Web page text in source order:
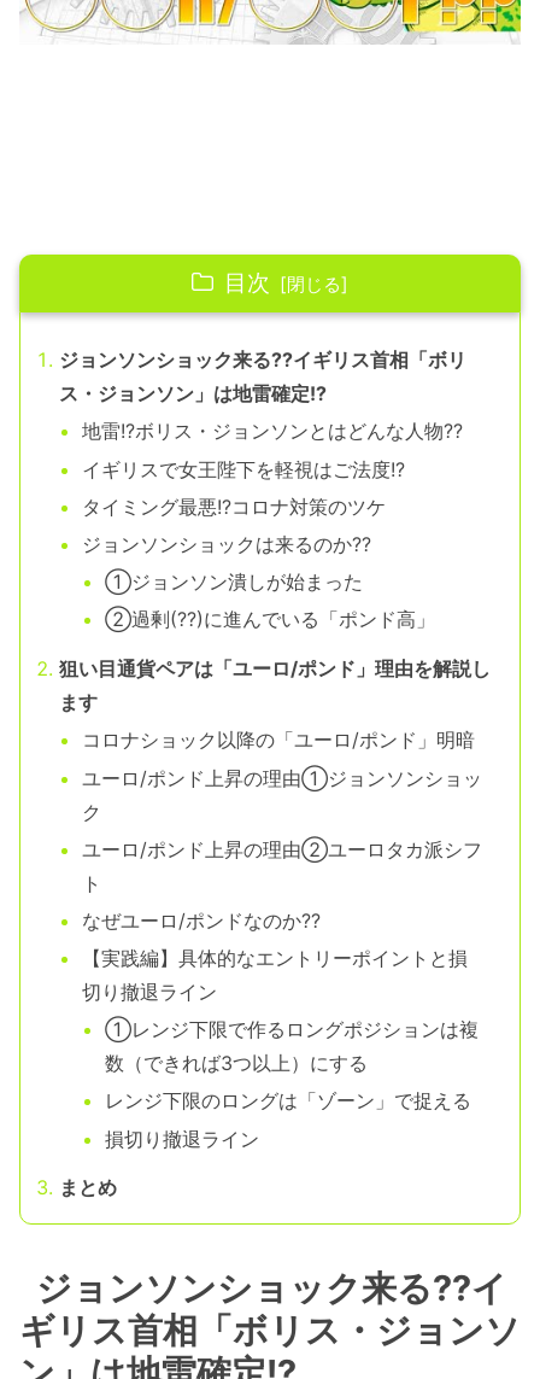
目次
ジョンソンショック来る??イギリス首相「ボリ
ス・ジョンソン」は地雷確定!?
地雷!?ボリス・ジョンソンとはどんな人物??
イギリスで女王陛下を軽視はご法度!?
タイミング最悪!?コロナ対策のツケ
ジョンソンショックは来るのか??
①ジョンソン潰しが始まった
②過剰(??)に進んでいる「ポンド高」
狙い目通貨ペアは「ユーロ/ポンド」理由を解説し
ます
コロナショック以降の「ユーロ/ポンド」明暗
ユーロ/ポンド上昇の理由①ジョンソンショッ
ク
ユーロ/ポンド上昇の理由②ユーロタカ派シフ
ト
なぜユーロ/ポンドなのか??
【実践編】具体的なエントリーポイントと損
切り撤退ライン
①レンジ下限で作るロングポジションは複
数（できれば3つ以上）にする
レンジ下限のロングは「ゾーン」で捉える
損切り撤退ライン
まとめ
ジョンソンショック来る??イ
ギリス首相「ボリス・ジョンソ